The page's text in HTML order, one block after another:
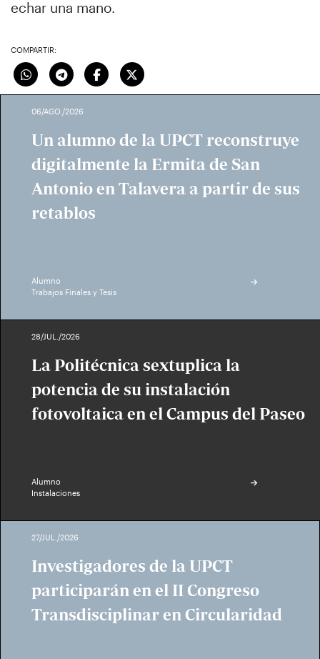
echar una mano.
COMPARTIR:
06/AGO./2026
Un alumno de la UPCT reconstruye
digitalmente la Ermita de San
Antonio en Talavera a partir de sus
retablos
Alumno
Trabajos Finales y Tesis
28/JUL./2026
La Politécnica sextuplica la
potencia de su instalación
fotovoltaica en el Campus del Paseo
Alumno
Instalaciones
27/JUL./2026
Investigadores de la UPCT
participarán en el II Congreso
Transdisciplinar en Circularidad